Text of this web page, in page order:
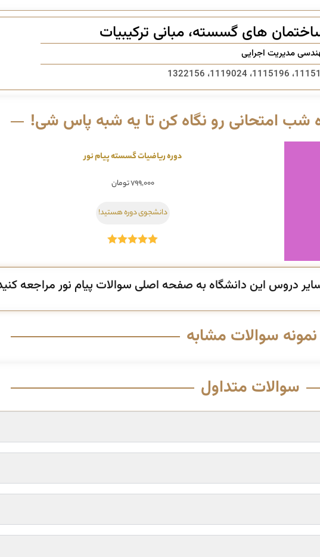
های گسسته، مبانی ترکیبیات
مدیریت اجرایی
شب امتحانی رو نگاه کن تا یه شبه پاس شی!
دوره ریاضیات گسسته پیام نور
۷۹۹,۰۰۰تومان
دانشجوی دوره هستید!
دروس این دانشگاه به صفحه اصلی سوالات پیام نور مراجعه
نمونه سوالات مشابه
سوالات متداول